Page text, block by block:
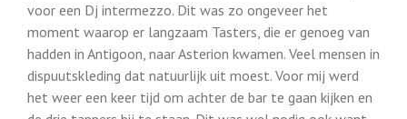
voor een Dj intermezzo. Dit was zo ongeveer het
moment waarop er langzaam Tasters, die er genoeg van
hadden in Antigoon, naar Asterion kwamen. Veel mensen in
dispuutskleding dat natuurlijk uit moest. Voor mij werd
het weer een keer tijd om achter de bar te gaan kijken en